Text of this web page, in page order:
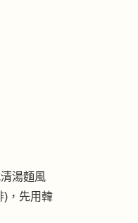
湯麵風
)，先用韓